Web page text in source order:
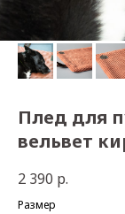
Плед для
вельвет
2 390 р.
Размер